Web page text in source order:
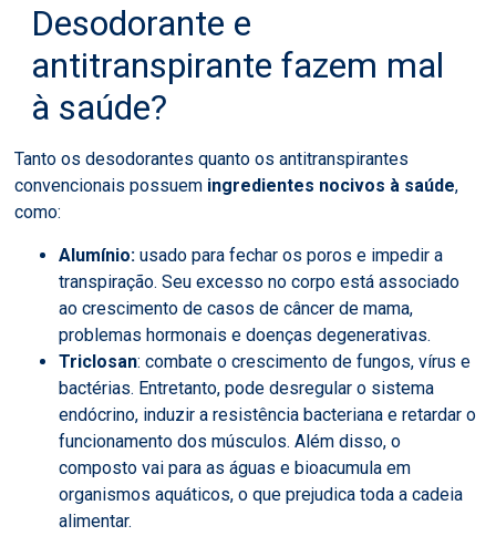
Desodorante e
antitranspirante fazem mal
à saúde?
Tanto os desodorantes quanto os antitranspirantes
convencionais possuem ingredientes nocivos à saúde,
como:
Alumínio: usado para fechar os poros e impedir a
transpiração. Seu excesso no corpo está associado
ao crescimento de casos de câncer de mama,
problemas hormonais e doenças degenerativas.
Triclosan: combate o crescimento de fungos, vírus e
bactérias. Entretanto, pode desregular o sistema
endócrino, induzir a resistência bacteriana e retardar o
funcionamento dos músculos. Além disso, o
composto vai para as águas e bioacumula em
organismos aquáticos, o que prejudica toda a cadeia
alimentar.